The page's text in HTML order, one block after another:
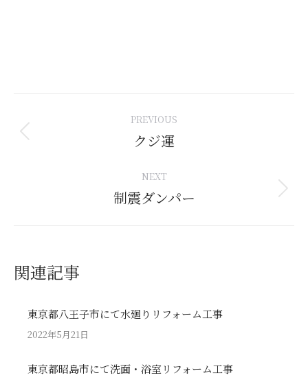
navigation
PREVIOUS
Previous
クジ運
NEXT
Next
制震ダンパー
関連記事
東京都八王子市にて水廻りリフォーム工事
2022年5月21日
東京都昭島市にて洗面・浴室リフォーム工事